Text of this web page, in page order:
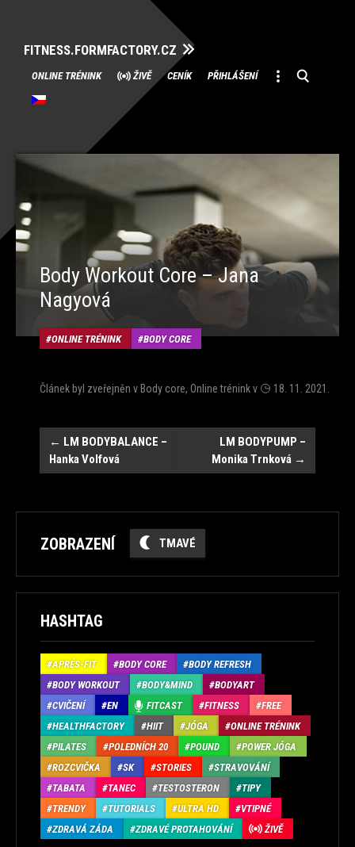
FITNESS.FORMFACTORY.CZ
Přeskočit
na
obsah
ONLINE TRÉNINK ŽIVĚ CENÍK PŘIHLÁŠENÍ
Body Workout Core – Jana
Nagyová
ONLINE TRÉNINK BODY CORE
Článek byl zveřejněn vBody core, Online tréninkv 18. 11. 2021
Navigace
← LM BODYBALANCE –
Hanka Volfová
LM BODYPUMP –
Monika Trnková →
ZOBRAZENÍ TMAVÉ
HASHTAG
APRÉS-FIT BODY CORE
BODY REFRESH
BODY WORKOUT
BODY&MIND
BODYART
CVIČENÍ
EN FITCAST FITNESS
FREE
HEALTHFACTORY
HIIT JÓGA
ONLINE TRÉNINK
PILATES
POLEDNÍCH 20 POUND
POWER JÓGA
ROZCVIČKA
SK STORIES
STRAVOVÁNÍ
TABATA
TANEC TESTOSTERON
TIPY
TRENDY
TUTORIALS ULTRA HD
VTIPNÉ
ZDRAVÁ ZÁDA
ZDRAVÉ PROTAHOVÁNÍ ŽIVĚ